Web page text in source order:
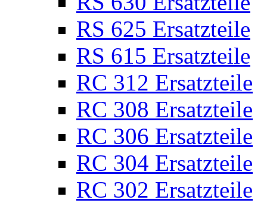
RS 625 Ersatzteile
RS 615 Ersatzteile
RC 312 Ersatzteile
RC 308 Ersatzteile
RC 306 Ersatzteile
RC 304 Ersatzteile
RC 302 Ersatzteile